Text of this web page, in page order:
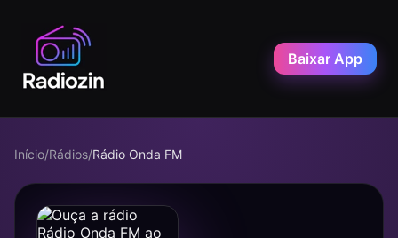
Baixar App
Início/Rádios/Rádio Onda FM